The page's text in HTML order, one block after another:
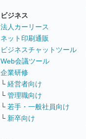
ビジネス
法人カーリース
ネット印刷通販
ビジネスチャットツール
Web会議ツール
企業研修
└ 経営者向け
└ 管理職向け
└ 若手・一般社員向け
└ 新卒向け